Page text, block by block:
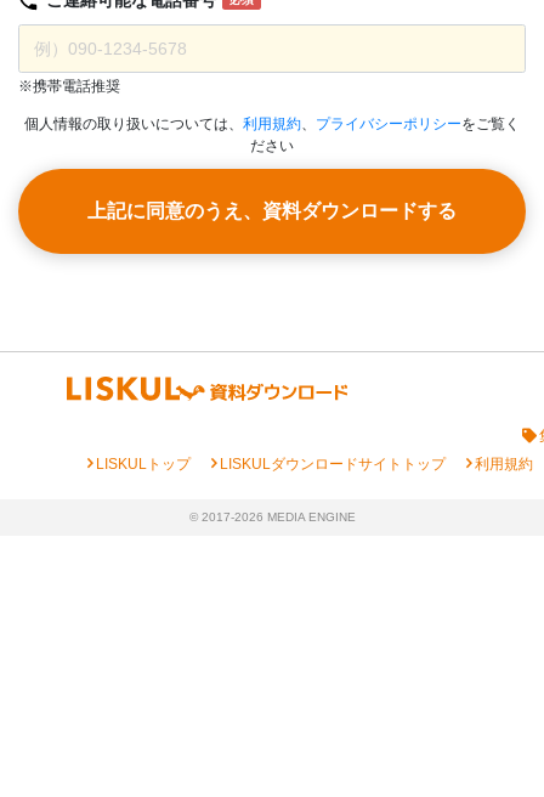
※携帯電話推奨
個人情報の取り扱いについては、 利用規約、 プライバシーポリシーをご覧く
ださい
上記に同意のうえ、資料ダウンロードする
chevron_rightLISKULトップ chevron_rightLISKULダウンロードサイトトップ chevron_right利用規約
© 2017-2026 MEDIA ENGINE